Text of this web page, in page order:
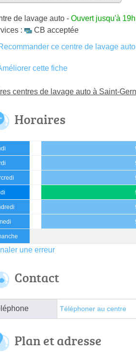
de lavage auto - Ouvert jusqu'à 19h
:
CB acceptée
ce centre de lavage auto
cette fiche
centres de lavage auto à Saint-
Horaires
une erreur
Contact
Téléphoner au centre
Plan et adresse